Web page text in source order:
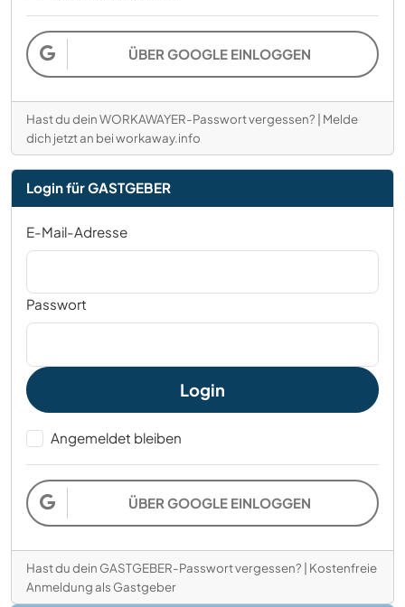
ÜBER GOOGLE EINLOGGEN
Hast du dein WORKAWAYER-Passwort vergessen? | Melde
dich jetzt an bei workaway.info
Login für GASTGEBER
E-Mail-Adresse
Passwort
Login
Angemeldet bleiben
ÜBER GOOGLE EINLOGGEN
Hast du dein GASTGEBER-Passwort vergessen? | Kostenfreie
Anmeldung als Gastgeber